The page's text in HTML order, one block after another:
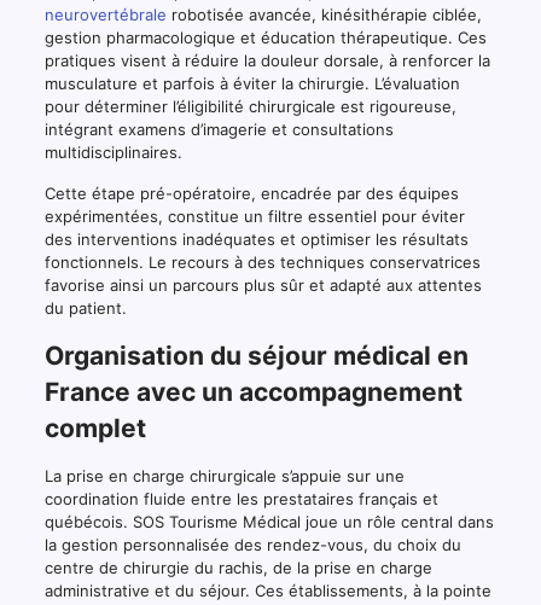
neurovertébrale robotisée avancée, kinésithérapie ciblée,
gestion pharmacologique et éducation thérapeutique. Ces
pratiques visent à réduire la douleur dorsale, à renforcer la
musculature et parfois à éviter la chirurgie. L’évaluation
pour déterminer l’éligibilité chirurgicale est rigoureuse,
intégrant examens d’imagerie et consultations
multidisciplinaires.
Cette étape pré-opératoire, encadrée par des équipes
expérimentées, constitue un filtre essentiel pour éviter
des interventions inadéquates et optimiser les résultats
fonctionnels. Le recours à des techniques conservatrices
favorise ainsi un parcours plus sûr et adapté aux attentes
du patient.
Organisation du séjour médical en
France avec un accompagnement
complet
La prise en charge chirurgicale s’appuie sur une
coordination fluide entre les prestataires français et
québécois. SOS Tourisme Médical joue un rôle central dans
la gestion personnalisée des rendez-vous, du choix du
centre de chirurgie du rachis, de la prise en charge
administrative et du séjour. Ces établissements, à la pointe